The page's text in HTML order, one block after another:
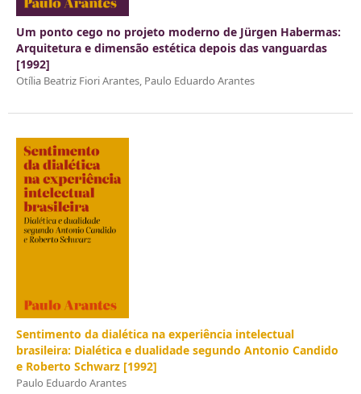
Um ponto cego no projeto moderno de Jürgen Habermas:
Arquitetura e dimensão estética depois das vanguardas
[1992]
Otília Beatriz Fiori Arantes, Paulo Eduardo Arantes
Sentimento da dialética na experiência intelectual
brasileira: Dialética e dualidade segundo Antonio Candido
e Roberto Schwarz [1992]
Paulo Eduardo Arantes